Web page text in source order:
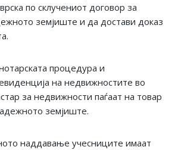
по склучениот договор за
земјиште и да достави доказ
процедура и
на недвижностите во
за недвижности паѓаат на товар
земјиште.
наддавање учесниците имаат